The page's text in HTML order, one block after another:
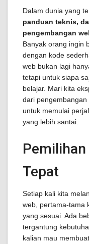
Dalam dunia yang
panduan teknis,
pengembangan
Banyak orang ingin
dengan kode
web bukan lagi
tetapi untuk siapa
belajar. Mari kita
dari
untuk memulai
yang lebih santai.
Tepat
Setiap kali kita
web, pertama-tama
yang sesuai. Ada
tergantung
kalian mau